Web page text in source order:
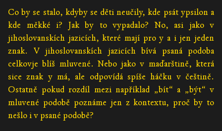
Co by se stalo, kdyby se děti neučily, kde psát ypsilon a
kde měkké i? Jak by to vypadalo? No, asi jako v
jihoslovanskích jazicích, které mají pro y a i jen jeden
znak. V jihoslovanskích jazicích bívá psaná podoba
celkovje blíš mluvené. Nebo jako v maďarštině, která
sice znak y má, ale odpovídá spíše háčku v češtině.
Ostatně pokud rozdíl mezi například „bít“ a „být“ v
mluvené podobě poznáme jen z kontextu, proč by to
nešlo i v psané podobě?